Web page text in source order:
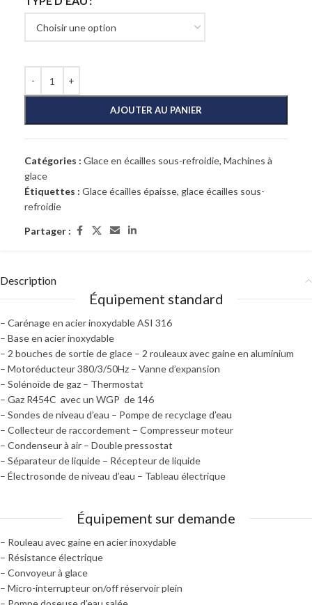
AJOUTER AU PANIER
Catégories : Glace en écailles sous-refroidie, Machines à
glace
Étiquettes : Glace écailles épaisse, glace écailles sous-
refroidie
Partager :
Description
Équipement standard
– Carénage en acier inoxydable ASI 316
– Base en acier inoxydable
– 2 bouches de sortie de glace – 2 rouleaux avec gaine en aluminium
– Motoréducteur 380/3/50Hz – Vanne d’expansion
– Solénoïde de gaz – Thermostat
– Gaz R454C avec un WGP de 146
– Sondes de niveau d’eau – Pompe de recyclage d’eau
– Collecteur de raccordement – Compresseur moteur
– Condenseur à air – Double pressostat
– Séparateur de liquide – Récepteur de liquide
– Électrosonde de niveau d’eau – Tableau électrique
Équipement sur demande
– Rouleau avec gaine en acier inoxydable
– Résistance électrique
– Convoyeur à glace
– Micro-interrupteur on/off réservoir plein